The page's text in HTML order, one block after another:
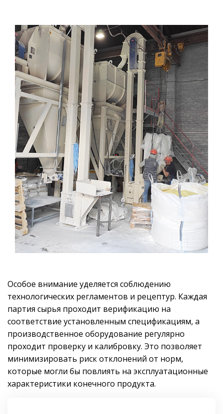
Особое внимание уделяется соблюдению
технологических регламентов и рецептур. Каждая
партия сырья проходит верификацию на
соответствие установленным спецификациям, а
производственное оборудование регулярно
проходит проверку и калибровку. Это позволяет
минимизировать риск отклонений от норм,
которые могли бы повлиять на эксплуатационные
характеристики конечного продукта.